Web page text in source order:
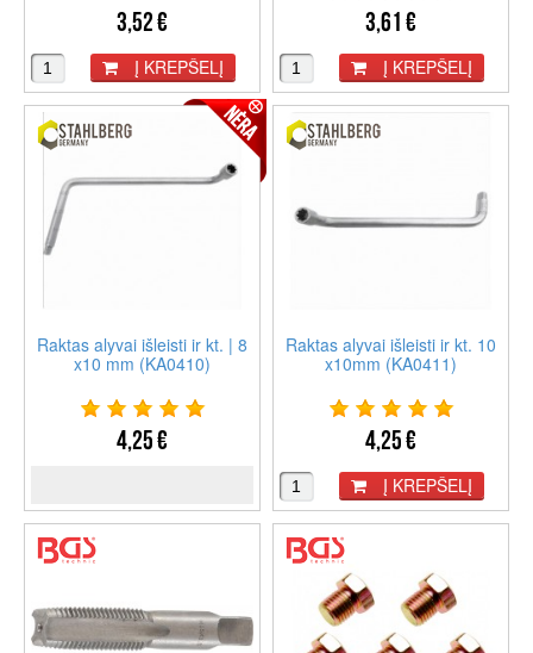
3,52 €
Į KREPŠELĮ
3,61 €
Į KREPŠELĮ
Raktas alyvai išleisti ir kt. | 8
x10 mm (KA0410)
4,25 €
Raktas alyvai išleisti ir kt. 10
x10mm (KA0411)
4,25 €
Į KREPŠELĮ